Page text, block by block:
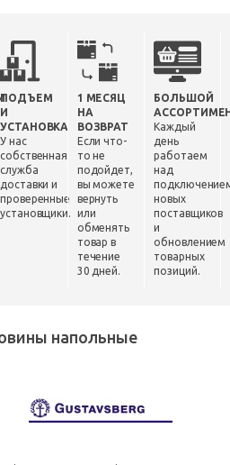
ПОДЪЕМ
И
УСТАНОВКА
У нас
собственная
служба
доставки и
проверенные
установщики.
1 МЕСЯЦ
НА
ВОЗВРАТ
Если что-
то не
подойдет,
вы можете
вернуть
или
обменять
товар в
течение
30 дней.
БОЛЬШОЙ
Каждый
день
работаем
над
новых
поставщиков
и
обновлением
товарных
позиций.
напольные